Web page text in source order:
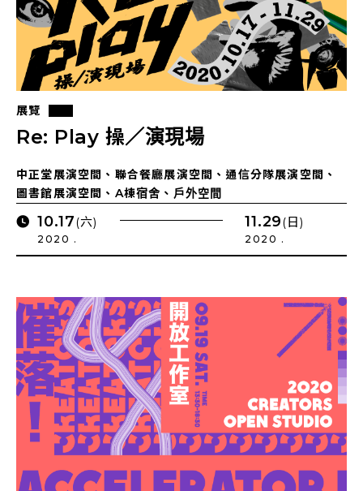
展覽
Re: Play 操／演現場
中正堂展演空間、聯合餐廳展演空間、通信分隊展演空間、
圖書館展演空間、A棟宿舍、戶外空間
10.17(六)
2020 .
11.29(日)
2020 .